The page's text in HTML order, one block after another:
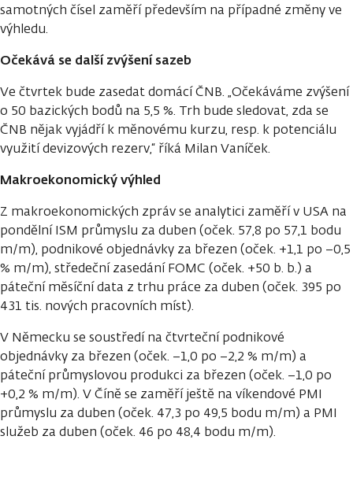
samotných čísel zaměří především na případné změny ve
výhledu.
Očekává se další zvýšení sazeb
Ve čtvrtek bude zasedat domácí ČNB. „Očekáváme zvýšení
o 50 bazických bodů na 5,5 %. Trh bude sledovat, zda se
ČNB nějak vyjádří k měnovému kurzu, resp. k potenciálu
využití devizových rezerv,“ říká Milan Vaníček.
Makroekonomický výhled
Z makroekonomických zpráv se analytici zaměří v USA na
pondělní ISM průmyslu za duben (oček. 57,8 po 57,1 bodu
m/m), podnikové objednávky za březen (oček. +1,1 po −0,5
% m/m), středeční zasedání FOMC (oček. +50 b. b.) a
páteční měsíční data z trhu práce za duben (oček. 395 po
431 tis. nových pracovních míst).
V Německu se soustředí na čtvrteční podnikové
objednávky za březen (oček. −1,0 po −2,2 % m/m) a
páteční průmyslovou produkci za březen (oček. −1,0 po
+0,2 % m/m). V Číně se zaměří ještě na víkendové PMI
průmyslu za duben (oček. 47,3 po 49,5 bodu m/m) a PMI
služeb za duben (oček. 46 po 48,4 bodu m/m).